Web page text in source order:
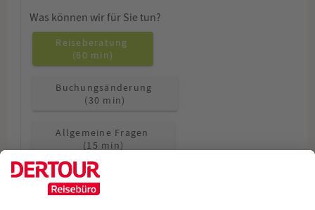
Was können wir für Sie tun?
Reiseberatung
(60 min)
Buchungsänderung
(30 min)
Allgemeine Fragen
(15 min)
Wie möchten Sie beraten werden?